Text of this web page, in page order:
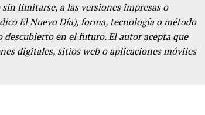
limitarse, a las versiones impresas o
El Nuevo Día), forma, tecnología o método
en el futuro. El autor acepta que
digitales, sitios web o aplicaciones móviles